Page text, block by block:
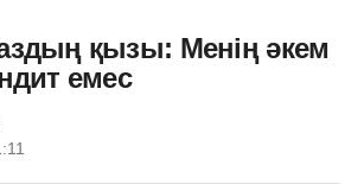
қызы: Менің әкем
емес